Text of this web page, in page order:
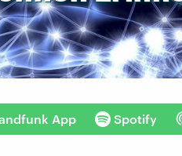
App Spotify